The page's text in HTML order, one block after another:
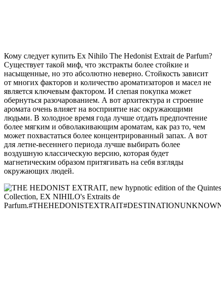
Кому следует купить Ex Nihilo The Hedonist Extrait de Parfum?
Существует такой миф, что экстракты более стойкие и
насыщенные, но это абсолютно неверно. Стойкость зависит
от многих факторов и количество ароматизаторов и масел не
является ключевым фактором. И слепая покупка может
обернуться разочарованием. А вот архитектура и строение
аромата очень влияет на восприятие нас окружающими
людьми. В холодное время года лучше отдать предпочтение
более мягким и обволакивающим ароматам, как раз то, чем
может похвастаться более концентрированный запах. А вот
для летне-весеннего периода лучше выбирать более
воздушную классическую версию, которая будет
магнетическим образом притягивать на себя взгляды
окружающих людей.